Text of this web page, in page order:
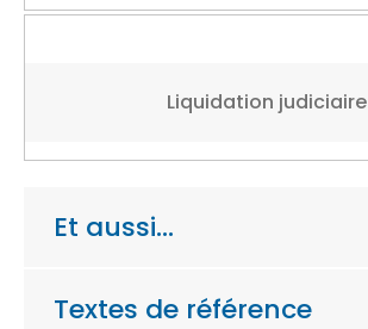
Liquidation judiciaire
Et aussi…
Textes de référence